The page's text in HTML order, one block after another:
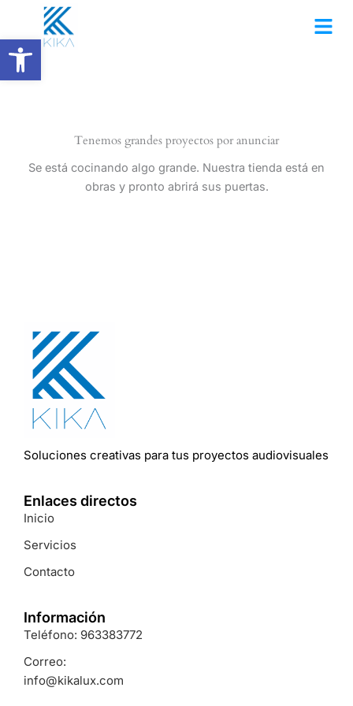
Abrir barra de herramientas
contenido
Tenemos grandes proyectos por anunciar
Se está cocinando algo grande. Nuestra tienda está en
obras y pronto abrirá sus puertas.
Soluciones creativas para tus proyectos audiovisuales
Enlaces directos
Inicio
Servicios
Contacto
Información
Teléfono: 963383772
Correo:
info@kikalux.com